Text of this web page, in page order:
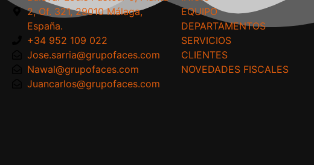
2, Of. 321, 29010 Málaga,
España.
+34 952 109 022
Jose.sarria@grupofaces.com
Nawal@grupofaces.com
Juancarlos@grupofaces.com
EQUIPO
DEPARTAMENTOS
SERVICIOS
CLIENTES
NOVEDADES FISCALES